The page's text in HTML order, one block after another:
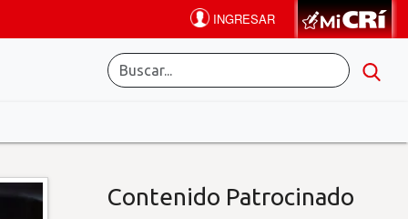
Contenido Patrocinado